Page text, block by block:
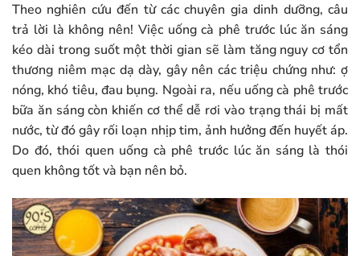
Theo nghiên cứu đến từ các chuyên gia dinh dưỡng, câu
trả lời là không nên! Việc uống cà phê trước lúc ăn sáng
kéo dài trong suốt một thời gian sẽ làm tăng nguy cơ tổn
thương niêm mạc dạ dày, gây nên các triệu chứng như: ợ
nóng, khó tiêu, đau bụng. Ngoài ra, nếu uống cà phê trước
bữa ăn sáng còn khiến cơ thể dễ rơi vào trạng thái bị mất
nước, từ đó gây rối loạn nhịp tim, ảnh hưởng đến huyết áp.
Do đó, thói quen uống cà phê trước lúc ăn sáng là thói
quen không tốt và bạn nên bỏ.